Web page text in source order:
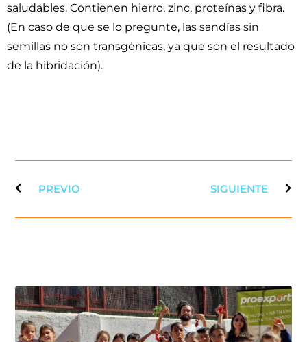
saludables. Contienen hierro, zinc, proteínas y fibra.
(En caso de que se lo pregunte, las sandías sin
semillas no son transgénicas, ya que son el resultado
de la hibridación).
PREVIO SIGUIENTE